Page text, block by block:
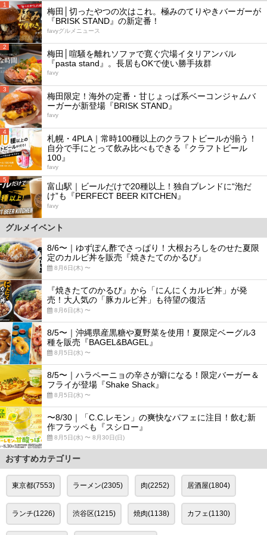
1
梅田│切ったやつの次はこれ。極みのてりやきバーガーが
『BRISK STAND』の新定番！
favyグルメニュース
2
梅田│喧騒を離れソファで寛ぐ穴場イタリアンバル
『pasta stand』。長居もOKで使い勝手抜群
favy
3
梅田限定！海外の定番・甘じょっぱ系ベーコンジャムバ
ーガーが新登場『BRISK STAND』
favy
4
札幌・4PLA｜常時100種以上のクラフトビールが揃う！
自分で手にとって飲み比べもできる『クラフトビール
100』
favy
5
富山駅｜ビールだけで20種以上！独自ブレンドに“泡だ
け”も『PERFECT BEER KITCHEN』
favy
グルメイベント
8/6〜｜ゆずぽん酢でさっぱり！大根おろしをのせた夏限
定のカルビ丼を販売『焼きたてのかるび』
8月6日(木) 〜
『焼きたてのかるび』から「にんにくカルビ丼」が発
売！大人気の「豚カルビ丼」も待望の復活
8月6日(木) 〜
8/5〜｜沖縄県産黒糖や夏野菜を使用！夏限定ベーグル3
種を販売『BAGEL&BAGEL』
8月5日(水) 〜
8/5〜｜ハラペーニョの辛さが癖になる！限定バーガー＆
フライが登場『Shake Shack』
8月5日(水) 〜
〜8/30｜「C.C.レモン」の爽快なパフェに注目！飲む新
作フラッペも『スシロー』
8月5日(水) 〜 8月30日(日)
おすすめカテゴリー
東京都(7553) ラーメン(2305) 肉(2252) 居酒屋(1804)
ランチ(1226) 渋谷区(1215) 焼肉(1138) カフェ(1130)